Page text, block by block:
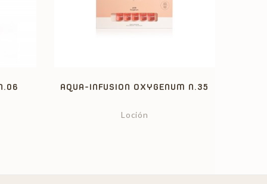
AQUA-INFUSION OXYGENUM N.35
Loción